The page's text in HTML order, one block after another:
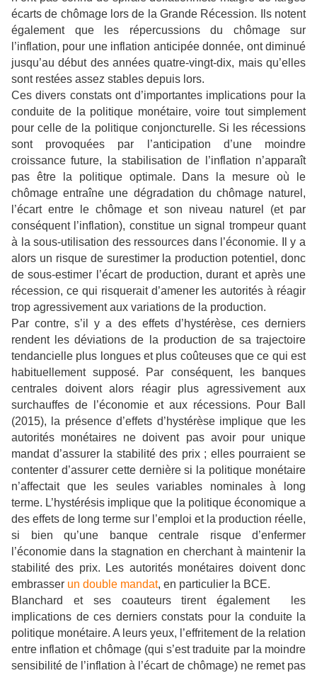
écarts de chômage lors de la Grande Récession. Ils notent
également que les répercussions du chômage sur
l’inflation, pour une inflation anticipée donnée, ont diminué
jusqu’au début des années quatre-vingt-dix, mais qu’elles
sont restées assez stables depuis lors.
Ces divers constats ont d’importantes implications pour la
conduite de la politique monétaire, voire tout simplement
pour celle de la politique conjoncturelle. Si les récessions
sont provoquées par l’anticipation d’une moindre
croissance future, la stabilisation de l’inflation n’apparaît
pas être la politique optimale. Dans la mesure où le
chômage entraîne une dégradation du chômage naturel,
l’écart entre le chômage et son niveau naturel (et par
conséquent l’inflation), constitue un signal trompeur quant
à la sous-utilisation des ressources dans l’économie. Il y a
alors un risque de surestimer la production potentiel, donc
de sous-estimer l’écart de production, durant et après une
récession, ce qui risquerait d’amener les autorités à réagir
trop agressivement aux variations de la production.
Par contre, s’il y a des effets d’hystérèse, ces derniers
rendent les déviations de la production de sa trajectoire
tendancielle plus longues et plus coûteuses que ce qui est
habituellement supposé. Par conséquent, les banques
centrales doivent alors réagir plus agressivement aux
surchauffes de l’économie et aux récessions. Pour Ball
(2015), la présence d’effets d’hystérèse implique que les
autorités monétaires ne doivent pas avoir pour unique
mandat d’assurer la stabilité des prix ; elles pourraient se
contenter d’assurer cette dernière si la politique monétaire
n’affectait que les seules variables nominales à long
terme. L’hystérésis implique que la politique économique a
des effets de long terme sur l’emploi et la production réelle,
si bien qu’une banque centrale risque d’enfermer
l’économie dans la stagnation en cherchant à maintenir la
stabilité des prix. Les autorités monétaires doivent donc
embrasser un double mandat, en particulier la BCE.
Blanchard et ses coauteurs tirent également les
implications de ces derniers constats pour la conduite la
politique monétaire. A leurs yeux, l’effritement de la relation
entre inflation et chômage (qui s’est traduite par la moindre
sensibilité de l’inflation à l’écart de chômage) ne remet pas